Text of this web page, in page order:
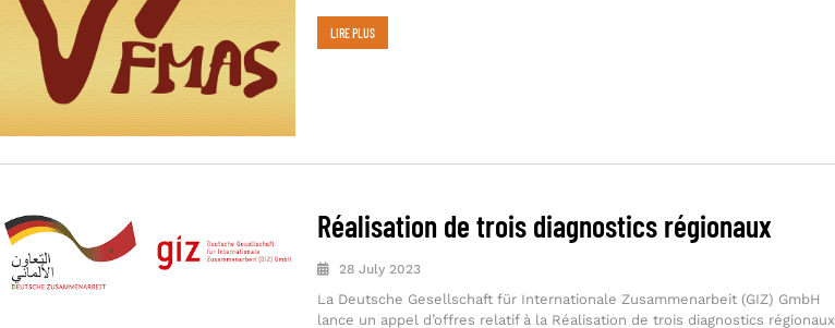
LIRE PLUS
Réalisation de trois diagnostics régionaux
28 July 2023
La Deutsche Gesellschaft für Internationale Zusammenarbeit (GIZ) GmbH
lance un appel d’offres relatif à la Réalisation de trois diagnostics régionaux